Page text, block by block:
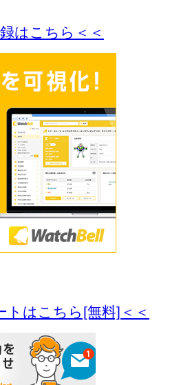
はこちら＜＜
トはこちら[無料]＜＜